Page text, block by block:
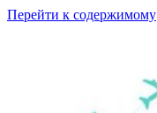
Перейти к содержимому